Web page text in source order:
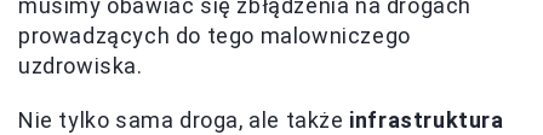
musimy obawiać się zbłądzenia na drogach
prowadzących do tego malowniczego
uzdrowiska.
Nie tylko sama droga, ale także infrastruktura